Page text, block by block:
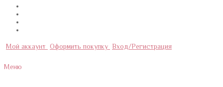
Мой аккаунт Оформить покупку Вход/Регистрация
Меню